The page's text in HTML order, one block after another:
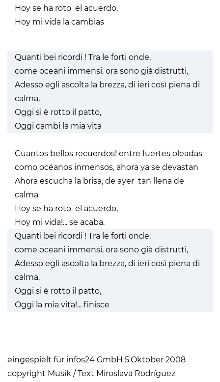
Hoy se ha roto el acuerdo,
Hoy mi vida la cambias
Quanti bei ricordi ! Tra le forti onde,
come oceani immensi, ora sono già distrutti,
Adesso egli ascolta la brezza, di ieri così piena di
calma,
Oggi si è rotto il patto,
Oggi cambi la mia vita
Cuantos bellos recuerdos! entre fuertes oleadas
como océanos inmensos, ahora ya se devastan
Ahora escucha la brisa, de ayer tan llena de
calma
Hoy se ha roto el acuerdo,
Hoy mi vida!... se acaba.
Quanti bei ricordi ! Tra le forti onde,
come oceani immensi, ora sono già distrutti,
Adesso egli ascolta la brezza, di ieri così piena di
calma,
Oggi si è rotto il patto,
Oggi la mia vita!... finisce
eingespielt für infos24 GmbH 5.Oktober 2008
copyright Musik / Text Miroslava Rodríguez